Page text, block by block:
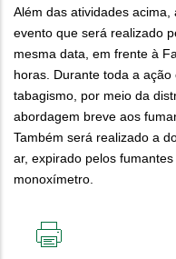
Além das atividades
evento que será realizado
mesma data, em frente à
horas. Durante toda a
tabagismo, por meio da
abordagem breve aos
Também será realizado a
ar, expirado pelos
monoxímetro.